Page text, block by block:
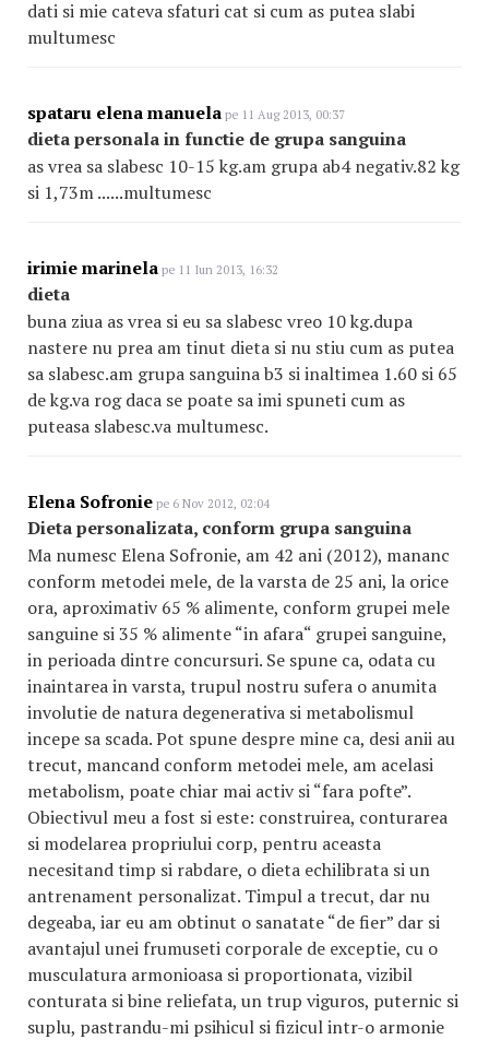
dati si mie cateva sfaturi cat si cum as putea slabi
multumesc
spataru elena manuela pe 11 Aug 2013, 00:37
dieta personala in functie de grupa sanguina
as vrea sa slabesc 10-15 kg.am grupa ab4 negativ.82 kg
si 1,73m ......multumesc
irimie marinela pe 11 Iun 2013, 16:32
dieta
buna ziua as vrea si eu sa slabesc vreo 10 kg.dupa
nastere nu prea am tinut dieta si nu stiu cum as putea
sa slabesc.am grupa sanguina b3 si inaltimea 1.60 si 65
de kg.va rog daca se poate sa imi spuneti cum as
puteasa slabesc.va multumesc.
Elena Sofronie pe 6 Nov 2012, 02:04
Dieta personalizata, conform grupa sanguina
Ma numesc Elena Sofronie, am 42 ani (2012), mananc
conform metodei mele, de la varsta de 25 ani, la orice
ora, aproximativ 65 % alimente, conform grupei mele
sanguine si 35 % alimente “in afara“ grupei sanguine,
in perioada dintre concursuri. Se spune ca, odata cu
inaintarea in varsta, trupul nostru sufera o anumita
involutie de natura degenerativa si metabolismul
incepe sa scada. Pot spune despre mine ca, desi anii au
trecut, mancand conform metodei mele, am acelasi
metabolism, poate chiar mai activ si “fara pofte”.
Obiectivul meu a fost si este: construirea, conturarea
si modelarea propriului corp, pentru aceasta
necesitand timp si rabdare, o dieta echilibrata si un
antrenament personalizat. Timpul a trecut, dar nu
degeaba, iar eu am obtinut o sanatate “de fier” dar si
avantajul unei frumuseti corporale de exceptie, cu o
musculatura armonioasa si proportionata, vizibil
conturata si bine reliefata, un trup viguros, puternic si
suplu, pastrandu-mi psihicul si fizicul intr-o armonie